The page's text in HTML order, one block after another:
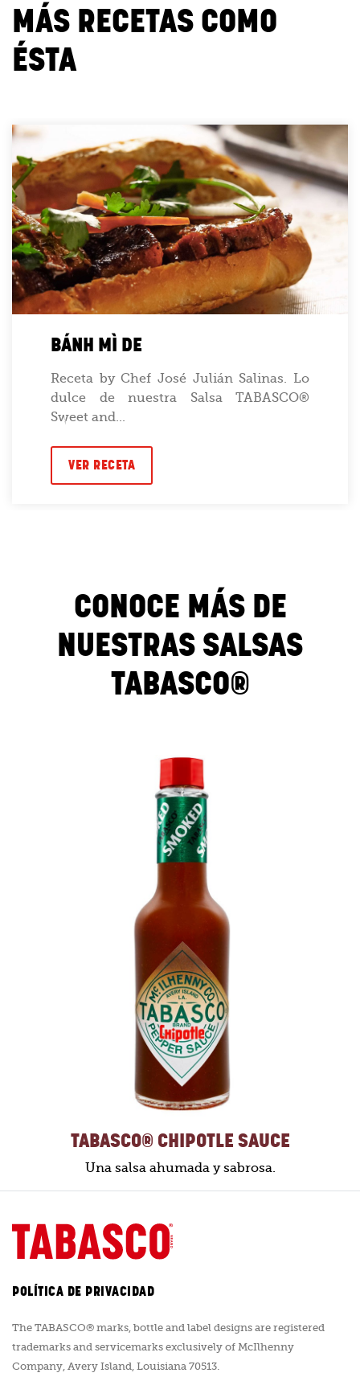
MÁS RECETAS COMO
ÉSTA
BÁNH MÌ DE
Receta by Chef José Julián Salinas. Lo
dulce de nuestra Salsa TABASCO®
Sweet and...
VER RECETA
CONOCE MÁS DE
NUESTRAS SALSAS
TABASCO®
TABASCO® CHIPOTLE SAUCE
Una salsa ahumada y sabrosa.
POLÍTICA DE PRIVACIDAD
The TABASCO® marks, bottle and label designs are registered
trademarks and servicemarks exclusively of McIlhenny
Company, Avery Island, Louisiana 70513.